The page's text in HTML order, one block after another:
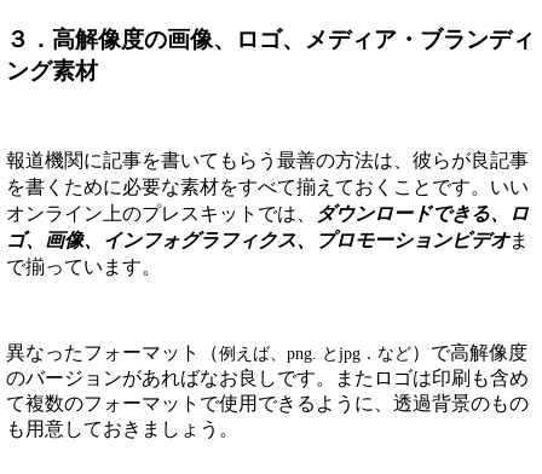
３．高解像度の画像、ロゴ、メディア・ブランディ
ング素材
報道機関に記事を書いてもらう最善の方法は、彼らが良記事
を書くために必要な素材をすべて揃えておくことです。いい
オンライン上のプレスキットでは、
ダウンロードできる、ロ
ゴ、画像、インフォグラフィクス、プロモーションビデオま
で揃っています。
異なったフォーマット（例えば、png. とjpg．など）で高解像度
のバージョンがあればなお良しです。またロゴは印刷も含め
て複数のフォーマットで使用できるように、透過背景のもの
も用意しておきましょう。